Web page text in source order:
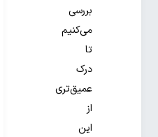
بررسی
می‌کنیم
تا
درک
عمیق‌تری
از
این